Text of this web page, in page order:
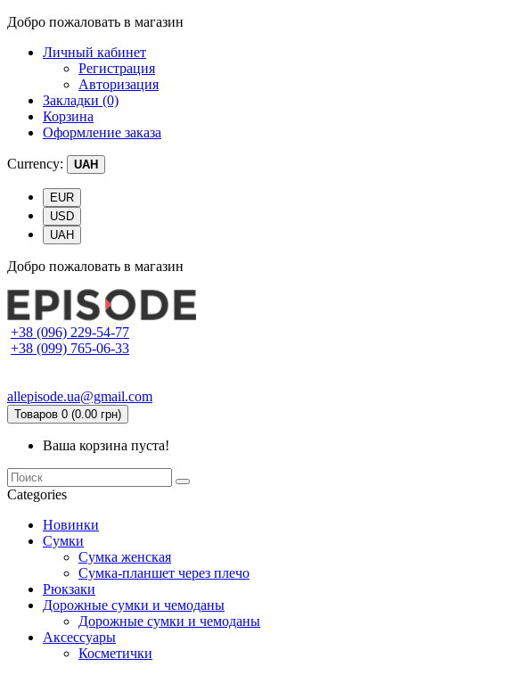
Добро пожаловать в магазин
Личный кабинет
Регистрация
Авторизация
Закладки (0)
Корзина
Оформление заказа
Currency: UAH
EUR
USD
UAH
Добро пожаловать в магазин
+38 (096) 229-54-77
+38 (099) 765-06-33
allepisode.ua@gmail.com
Товаров 0 (0.00 грн)
Ваша корзина пуста!
Categories
Новинки
Сумки
Сумка женская
Сумка-планшет через плечо
Рюкзаки
Дорожные сумки и чемоданы
Дорожные сумки и чемоданы
Аксессуары
Косметички